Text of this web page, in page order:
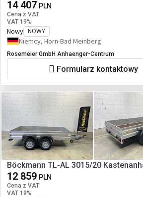
14 407 PLN
Cena z VAT
VAT 19%
Nowy NOWY
Niemcy, Horn-Bad Meinberg
Rosemeier GmbH Anhaenger-Centrum
Formularz kontaktowy
Böckmann TL-AL 3015/20
12 859 PLN
Cena z VAT
VAT 19%